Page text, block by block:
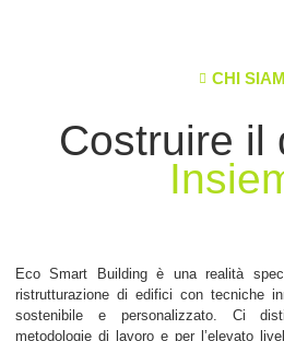
CHI
Costruire il
Eco Smart Building è una realità
ristrutturazione di edifici con tecniche
sostenibile e personalizzato. Ci
metodologie di lavoro e per l’elevato